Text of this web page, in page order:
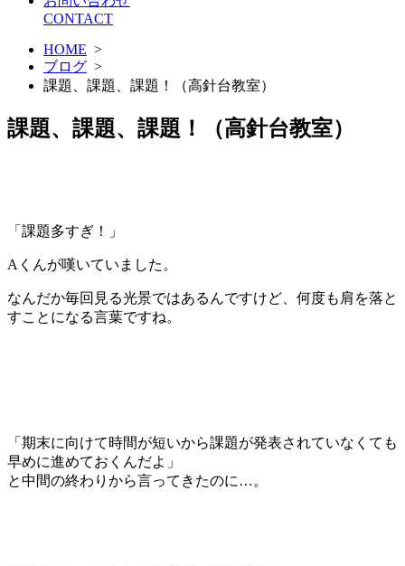
CONTACT
HOME >
ブログ >
課題、課題、課題！（高針台教室）
課題、課題、課題！（高針台教室）
「課題多すぎ！」
Aくんが嘆いていました。
なんだか毎回見る光景ではあるんですけど、何度も肩を落と
すことになる言葉ですね。
「期末に向けて時間が短いから課題が発表されていなくても
早めに進めておくんだよ」
と中間の終わりから言ってきたのに…。